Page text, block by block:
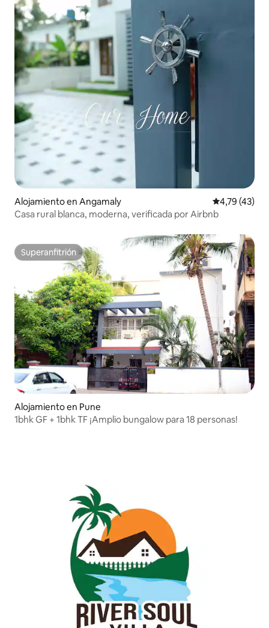
Alojamiento en Angamaly Calificación
4,79 (43)
Casa rural blanca, moderna, verificada por Airbnb
Superanfitrión
Superanfitrión
Alojamiento en Pune
1bhk GF + 1bhk TF ¡Amplio bungalow para 18 personas!